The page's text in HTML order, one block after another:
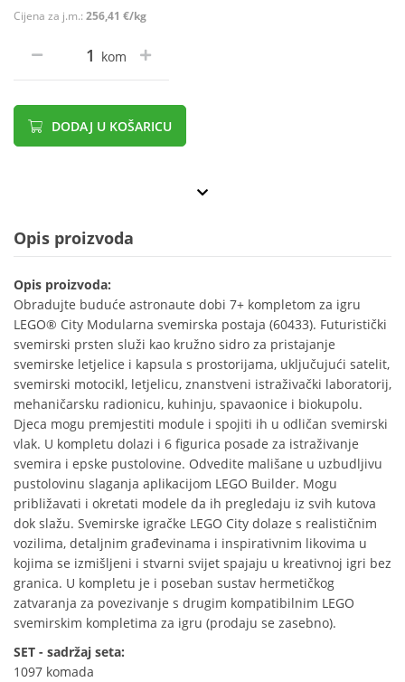
Cijena za j.m.: 256,41 €/kg
kom
DODAJ U KOŠARICU
Opis proizvoda
Opis proizvoda:
Obradujte buduće astronaute dobi 7+ kompletom za igru
LEGO® City Modularna svemirska postaja (60433). Futuristički
svemirski prsten služi kao kružno sidro za pristajanje
svemirske letjelice i kapsula s prostorijama, uključujući satelit,
svemirski motocikl, letjelicu, znanstveni istraživački laboratorij,
mehaničarsku radionicu, kuhinju, spavaonice i biokupolu.
Djeca mogu premjestiti module i spojiti ih u odličan svemirski
vlak. U kompletu dolazi i 6 figurica posade za istraživanje
svemira i epske pustolovine. Odvedite mališane u uzbudljivu
pustolovinu slaganja aplikacijom LEGO Builder. Mogu
približavati i okretati modele da ih pregledaju iz svih kutova
dok slažu. Svemirske igračke LEGO City dolaze s realističnim
vozilima, detaljnim građevinama i inspirativnim likovima u
kojima se izmišljeni i stvarni svijet spajaju u kreativnoj igri bez
granica. U kompletu je i poseban sustav hermetičkog
zatvaranja za povezivanje s drugim kompatibilnim LEGO
svemirskim kompletima za igru (prodaju se zasebno).
SET - sadržaj seta:
1097 komada